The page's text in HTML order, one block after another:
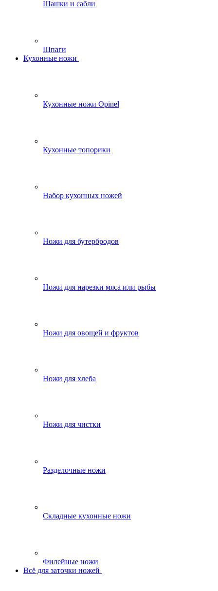
Шашки и сабли
Шпаги
Кухонные ножи
Кухонные ножи Opinel
Кухонные топорики
Набор кухонных ножей
Ножи для бутербродов
Ножи для нарезки мяса или рыбы
Ножи для овощей и фруктов
Ножи для хлеба
Ножи для чистки
Разделочные ножи
Складные кухонные ножи
Филейные ножи
Всё для заточки ножей